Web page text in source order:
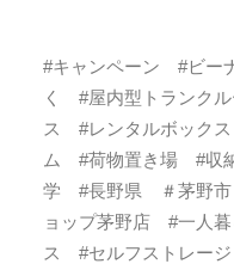
#キャンペーン #ビー
く #屋内型トランク
ス #レンタルボック
ム #荷物置き場 #収
学 #長野県 ＃茅野
ョップ茅野店 #一人
ス #セルフストレー